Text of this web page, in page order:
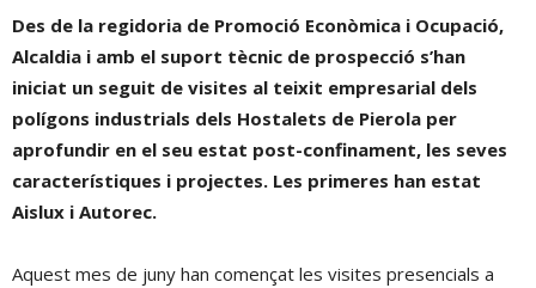
Des de la regidoria de Promoció Econòmica​ i Ocupació,
Alcaldia i amb el suport tècnic de prospecció s’han
iniciat un seguit de visites al teixit empresarial dels
polígons industrials dels Hostalets de Pierola per
aprofundir en el seu estat post-confinament, les seves
característiques i projectes. Les primeres han estat
Aislux i Autorec.
Aquest mes de juny han començat les visites presencials a